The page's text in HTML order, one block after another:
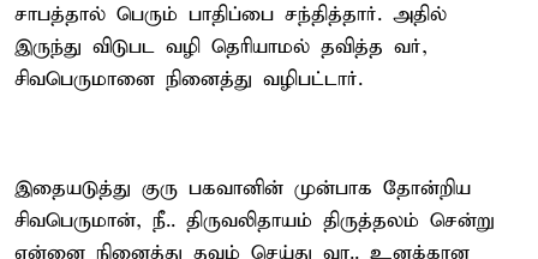
சாபத்தால் பெரும் பாதிப்பை சந்தித்தார். அதில்
இருந்து விடுபட வழி தெரியாமல் தவித்த வர்,
சிவபெருமானை நினைத்து வழிபட்டார்.
இதையடுத்து குரு பகவானின் முன்பாக தோன்றிய
சிவபெருமான், நீ.. திருவலிதாயம் திருத்தலம் சென்று
என்னை நினைத்து தவம் செய்து வா.. உனக்கான